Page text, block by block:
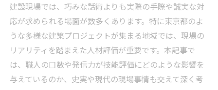
建設現場では、巧みな話術よりも実際の手際や誠実な対
応が求められる場面が数多くあります。特に東京都のよ
うな多様な建築プロジェクトが集まる地域では、現場の
リアリティを踏まえた人材評価が重要です。本記事で
は、職人の口数や発信力が技能評価にどのような影響を
与えているのか、史実や現代の現場事情も交えて深く考